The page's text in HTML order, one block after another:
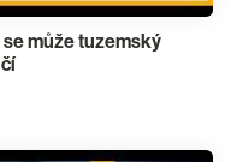
může tuzemský